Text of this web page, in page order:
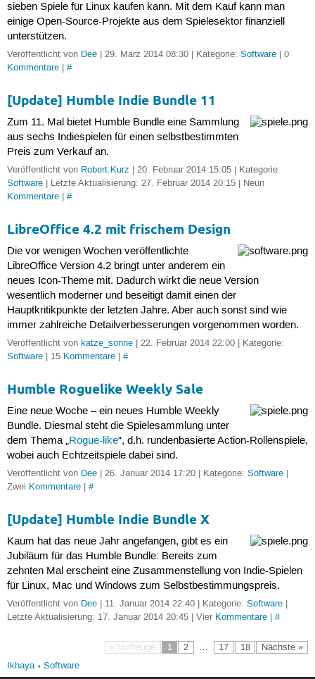
sieben Spiele für Linux kaufen kann. Mit dem Kauf kann man
einige Open-Source-Projekte aus dem Spielesektor finanziell
unterstützen.
Veröffentlicht von Dee| 29. März 2014 08:30 | Kategorie: Software| 0
Kommentare| #
[Update] Humble Indie Bundle 11
Zum 11. Mal bietet Humble Bundle eine Sammlung
aus sechs Indiespielen für einen selbstbestimmten
Preis zum Verkauf an.
Veröffentlicht von Robert.Kurz | 20. Februar 2014 15:05 | Kategorie:
Software| Letzte Aktualisierung: 27. Februar 2014 20:15 | Neun
Kommentare| #
LibreOffice 4.2 mit frischem Design
Die vor wenigen Wochen veröffentlichte
LibreOffice Version 4.2 bringt unter anderem ein
neues Icon-Theme mit. Dadurch wirkt die neue Version
wesentlich moderner und beseitigt damit einen der
Hauptkritikpunkte der letzten Jahre. Aber auch sonst sind wie
immer zahlreiche Detailverbesserungen vorgenommen worden.
Veröffentlicht von katze_sonne| 22. Februar 2014 22:00 | Kategorie:
Software| 15 Kommentare| #
Humble Roguelike Weekly Sale
Eine neue Woche – ein neues Humble Weekly
Bundle. Diesmal steht die Spielesammlung unter
dem Thema „Rogue-like“, d.h. rundenbasierte Action-Rollenspiele,
wobei auch Echtzeitspiele dabei sind.
Veröffentlicht von Dee| 26. Januar 2014 17:20 | Kategorie: Software|
Zwei Kommentare| #
[Update] Humble Indie Bundle X
Kaum hat das neue Jahr angefangen, gibt es ein
Jubiläum für das Humble Bundle: Bereits zum
zehnten Mal erscheint eine Zusammenstellung von Indie-Spielen
für Linux, Mac und Windows zum Selbstbestimmungspreis.
Veröffentlicht von Dee| 11. Januar 2014 22:40 | Kategorie: Software|
Letzte Aktualisierung: 17. Januar 2014 20:45 | Vier Kommentare| #
« Vorherige 1 2 … 17 18 Nächste »
Ikhaya Software